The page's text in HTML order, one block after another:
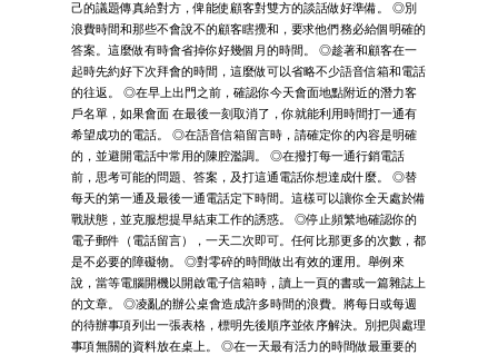
己的議題傳真給對方，俾能使顧客對雙方的談話做好準備。 ◎別
浪費時間和那些不會說不的顧客瞎攪和，要求他們務必給個明確的
答案。這麼做有時會省掉你好幾個月的時間。 ◎趁著和顧客在一
起時先約好下次拜會的時間，這麼做可以省略不少語音信箱和電話
的往返。 ◎在早上出門之前，確認你今天會面地點附近的潛力客
戶名單，如果會面 在最後一刻取消了，你就能利用時間打一通有
希望成功的電話。 ◎在語音信箱留言時，請確定你的內容是明確
的，並避開電話中常用的陳腔濫調。 ◎在撥打每一通行銷電話
前，思考可能的問題、答案，及打這通電話你想達成什麼。 ◎替
每天的第一通及最後一通電話定下時間。這樣可以讓你全天處於備
戰狀態，並克服想提早結束工作的誘惑。 ◎停止頻繁地確認你的
電子郵件（電話留言），一天二次即可。任何比那更多的次數，都
是不必要的障礙物。 ◎對零碎的時間做出有效的運用。舉例來
說，當等電腦開機以開啟電子信箱時，讀上一頁的書或一篇雜誌上
的文章。 ◎凌亂的辦公桌會造成許多時間的浪費。將每日或每週
的待辦事項列出一張表格，標明先後順序並依序解決。別把與處理
事項無關的資料放在桌上。 ◎在一天最有活力的時間做最重要的